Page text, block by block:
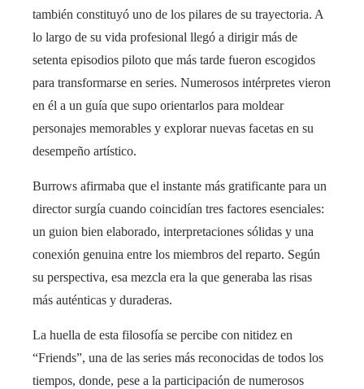
también constituyó uno de los pilares de su trayectoria. A
lo largo de su vida profesional llegó a dirigir más de
setenta episodios piloto que más tarde fueron escogidos
para transformarse en series. Numerosos intérpretes vieron
en él a un guía que supo orientarlos para moldear
personajes memorables y explorar nuevas facetas en su
desempeño artístico.
Burrows afirmaba que el instante más gratificante para un
director surgía cuando coincidían tres factores esenciales:
un guion bien elaborado, interpretaciones sólidas y una
conexión genuina entre los miembros del reparto. Según
su perspectiva, esa mezcla era la que generaba las risas
más auténticas y duraderas.
La huella de esta filosofía se percibe con nitidez en
“Friends”, una de las series más reconocidas de todos los
tiempos, donde, pese a la participación de numerosos